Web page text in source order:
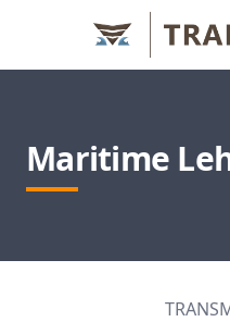
Maritime